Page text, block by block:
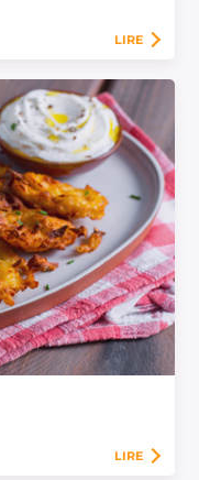
LIRE
LIRE